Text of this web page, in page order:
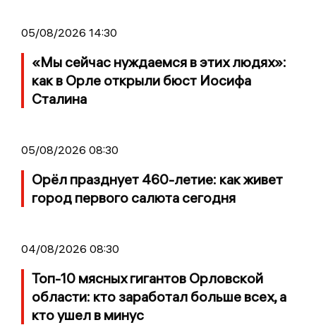
05/08/2026 14:30
«Мы сейчас нуждаемся в этих людях»:
как в Орле открыли бюст Иосифа
Сталина
05/08/2026 08:30
Орёл празднует 460-летие: как живет
город первого салюта сегодня
04/08/2026 08:30
Топ-10 мясных гигантов Орловской
области: кто заработал больше всех, а
кто ушел в минус